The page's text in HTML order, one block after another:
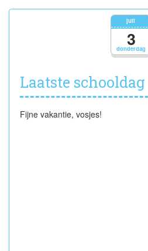
donderdag
juli
3
Laatste schooldag
Fijne vakantie, vosjes!